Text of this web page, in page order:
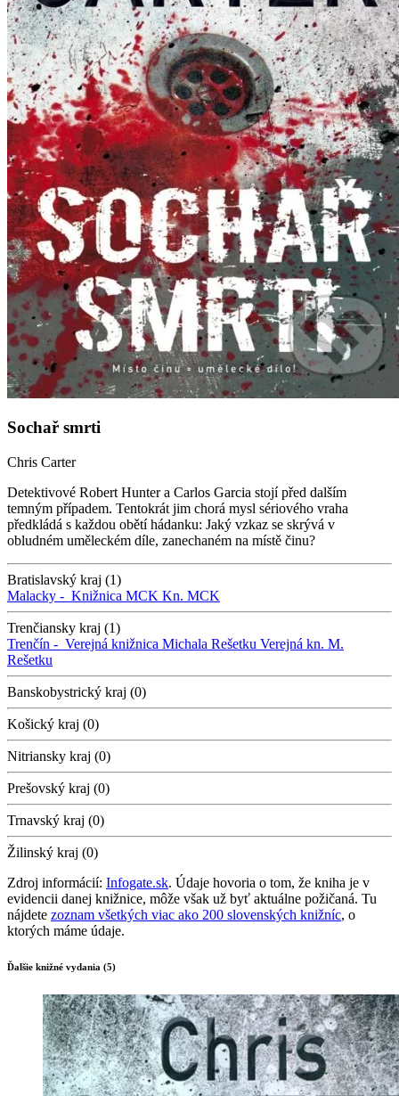
Sochař smrti
Chris Carter
Detektivové Robert Hunter a Carlos Garcia stojí před dalším
temným případem. Tentokrát jim chorá mysl sériového vraha
předkládá s každou obětí hádanku: Jaký vzkaz se skrývá v
obludném uměleckém díle, zanechaném na místě činu?
Bratislavský kraj (1)
Malacky - Knižnica MCK Kn. MCK
Trenčiansky kraj (1)
Trenčín - Verejná knižnica Michala Rešetku Verejná kn. M.
Rešetku
Banskobystrický kraj (0)
Košický kraj (0)
Nitriansky kraj (0)
Prešovský kraj (0)
Trnavský kraj (0)
Žilinský kraj (0)
Zdroj informácií: Infogate.sk. Údaje hovoria o tom, že kniha je v
evidencii danej knižnice, môže však už byť aktuálne požičaná. Tu
nájdete zoznam všetkých viac ako 200 slovenských knižníc, o
ktorých máme údaje.
Ďalšie knižné vydania (5)